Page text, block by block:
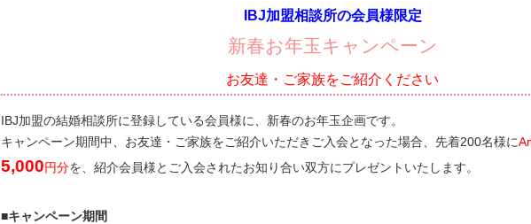
IBJ加盟相談所の会員様限定
新春お年玉キャンペーン
お友達・ご家族をご紹介ください
IBJ加盟の結婚相談所に登録している会員様に、新春のお年玉企画です。
キャンペーン期間中、 お友達・ご家族をご紹介いただきご入会となった場合、先着200名様に
5,000円分を、 紹介会員様とご入会されたお知り合い双方にプレゼントいたします。
■キャンペーン期間